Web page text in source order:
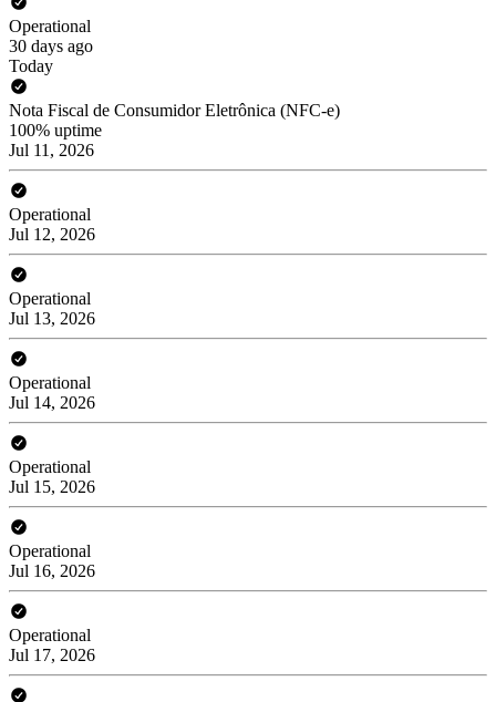
Operational
30 days ago
Today
Nota Fiscal de Consumidor Eletrônica (NFC-e)
100% uptime
Jul 11, 2026
Operational
Jul 12, 2026
Operational
Jul 13, 2026
Operational
Jul 14, 2026
Operational
Jul 15, 2026
Operational
Jul 16, 2026
Operational
Jul 17, 2026